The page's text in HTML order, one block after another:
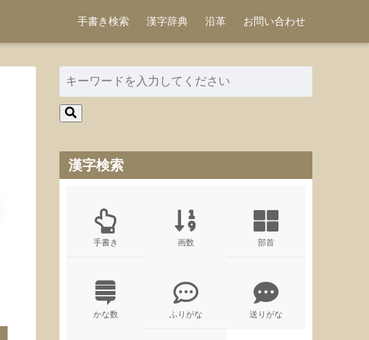
手書き検索 漢字辞典 沿革 お問い合わせ
漢字検索
手書き 画数 部首
かな数 ふりがな 送りがな